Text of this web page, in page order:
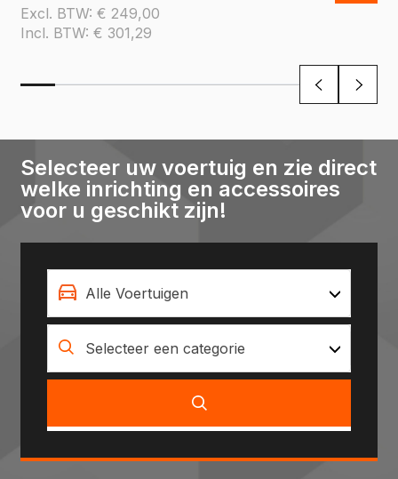
Excl. BTW: € 249,00
Incl. BTW: € 301,29
Selecteer uw voertuig en zie direct
welke inrichting en accessoires
voor u geschikt zijn!
Alle Voertuigen
Selecteer een categorie